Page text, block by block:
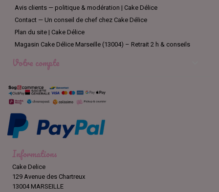
Avis clients — politique & modération | Cake Délice
Contact — Un conseil de chef chez Cake Délice
Plan du site | Cake Délice
Magasin Cake Délice Marseille (13004) – Retrait 2 h & conseils
Votre compte
Informations
Cake Delice
129 Avenue des Chartreux
13004 MARSEILLE